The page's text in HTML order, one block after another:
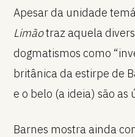
Apesar da unidade
Limãotraz aquela
dogmatismos como
britânica da estirpe de
e o belo (a ideia) são as
Barnes mostra ainda